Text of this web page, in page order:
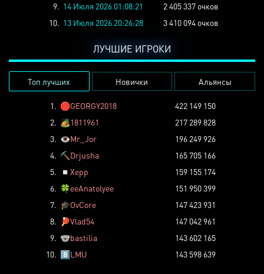
9. 14 Июля 2026 01:08:21
2 405 337 очков
10. 13 Июля 2026 20:26:28 3 410 094 очков
ЛУЧШИЕ ИГРОКИ
Топ лучших Новички Альянсы
1. 🛑GEORGY2018
422 149 150
2. 🏕️1811961
217 289 828
3. 👁️Mr_Jor
196 249 926
4. ⛏️ Drjusha
165 705 166
5.
◽ Xepp
159 155 174
6. 🍀eeAnatolyee
151 950 399
7. 🎓OvCore
147 423 931
8.
🏓Vlad54
147 042 961
9. 🐨bastilia
143 602 165
10. 8️⃣LMU 143 598 639